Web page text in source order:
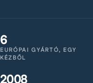
6
EURÓPAI GYÁRTÓ, EGY
KÉZBŐL